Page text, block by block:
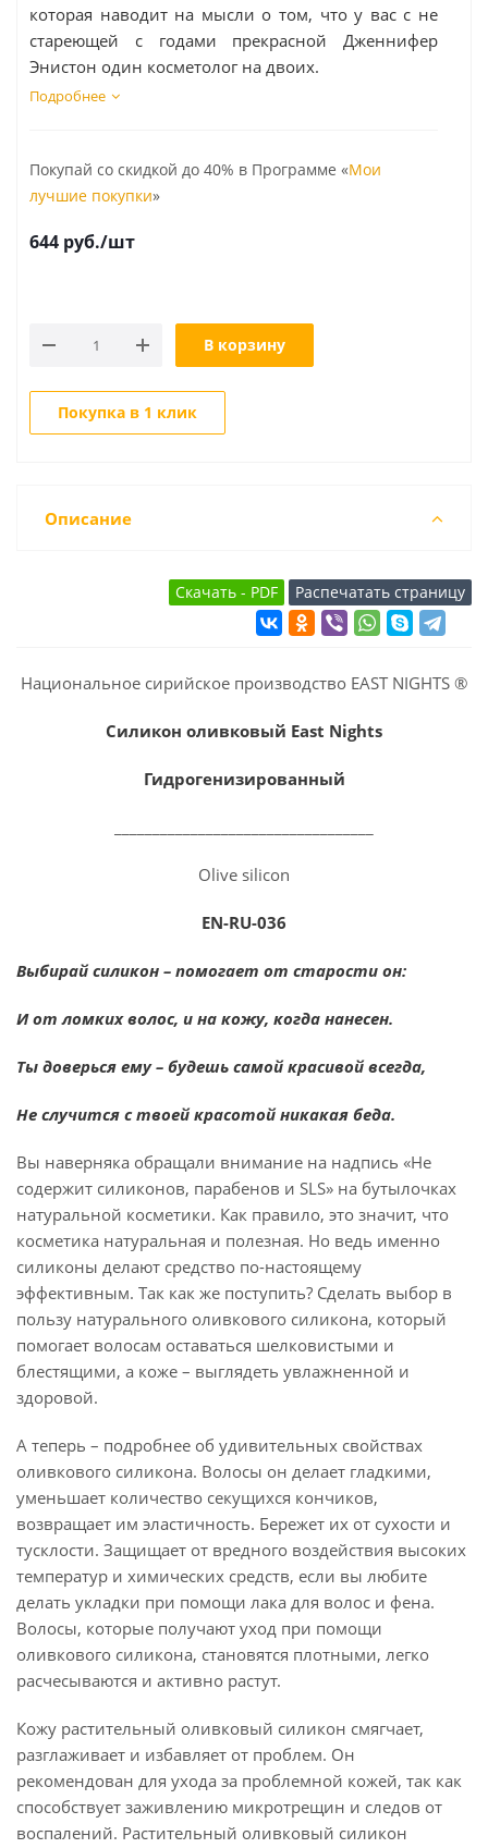
которая наводит на мысли о том, что у вас с не
стареющей с годами прекрасной Дженнифер
Энистон один косметолог на двоих.
Подробнее
Покупай со скидкой до 40% в Программе «Мои
лучшие покупки»
644 руб./шт
В корзину
Покупка в 1 клик
Описание
Национальное сирийское производство EAST NIGHTS ®
Силикон оливковый East Nights
Гидрогенизированный
Olive silicon
EN-RU-036
Выбирай силикон – помогает от старости он:
И от ломких волос, и на кожу, когда нанесен.
Ты доверься ему – будешь самой красивой всегда,
Не случится с твоей красотой никакая беда.
Вы наверняка обращали внимание на надпись «Не
содержит силиконов, парабенов и SLS» на бутылочках
натуральной косметики. Как правило, это значит, что
косметика натуральная и полезная. Но ведь именно
силиконы делают средство по-настоящему
эффективным. Так как же поступить? Сделать выбор в
пользу натурального оливкового силикона, который
помогает волосам оставаться шелковистыми и
блестящими, а коже – выглядеть увлажненной и
здоровой.
А теперь – подробнее об удивительных свойствах
оливкового силикона. Волосы он делает гладкими,
уменьшает количество секущихся кончиков,
возвращает им эластичность. Бережет их от сухости и
тусклости. Защищает от вредного воздействия высоких
температур и химических средств, если вы любите
делать укладки при помощи лака для волос и фена.
Волосы, которые получают уход при помощи
оливкового силикона, становятся плотными, легко
расчесываются и активно растут.
Кожу растительный оливковый силикон смягчает,
разглаживает и избавляет от проблем. Он
рекомендован для ухода за проблемной кожей, так как
способствует заживлению микротрещин и следов от
воспалений. Растительный оливковый силикон